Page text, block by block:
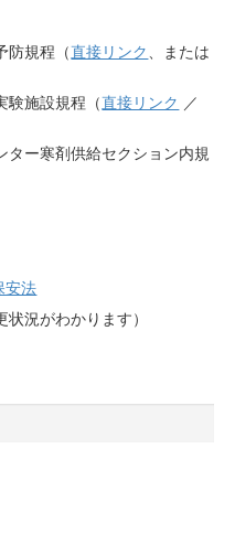
防規程（直接リンク
、または
験施設規程（直接リンク ／
ター寒剤供給セクション内規
安法
状況がわかります）